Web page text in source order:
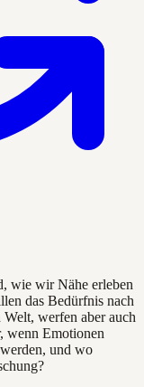
wie wir Nähe erleben
das Bedürfnis nach
werfen aber auch
wenn Emotionen
und wo